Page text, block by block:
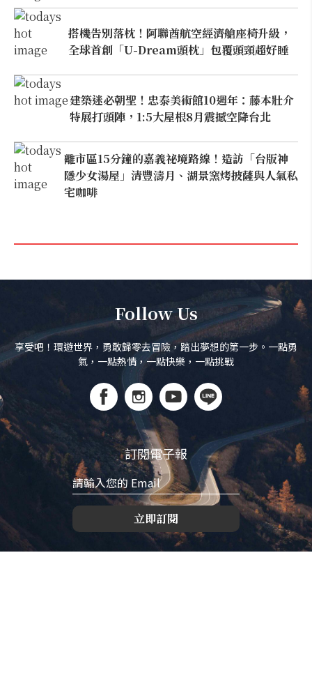
搭機告別落枕！阿聯酋航空經濟艙座椅升級，
全球首創「U-Dream頭枕」包覆頭頸超好睡
建築迷必朝聖！忠泰美術館10週年：藤本壯介
特展打頭陣，1:5大屋根8月震撼空降台北
離市區15分鐘的嘉義祕境路線！造訪「台版神
隱少女湯屋」清豐濤月、湖景窯烤披薩與人氣私
宅咖啡
Follow Us
享受吧！環遊世界，勇敢歸零去冒險，踏出夢想的第一步。一點勇
氣，一點熱情，一點快樂，一點挑戰
訂閱電子報
立即訂閱